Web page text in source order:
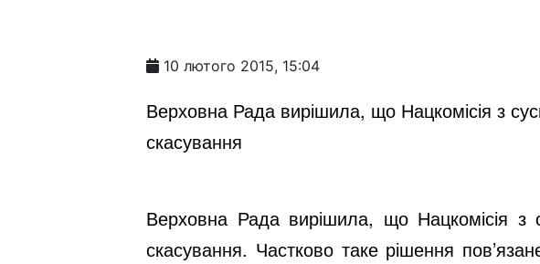
10 лютого 2015, 15:04
Верховна Рада вирішила, що Нацкомісія з
скасування
Верховна Рада вирішила, що Нацкомісія з
скасування. Частково таке рішення